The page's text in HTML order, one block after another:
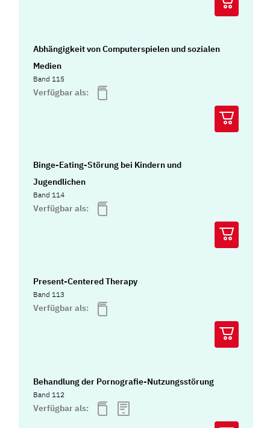
Abhängigkeit von Computerspielen und sozialen
Medien
Band 115
Verfügbar als:
Binge-Eating-Störung bei Kindern und
Jugendlichen
Band 114
Verfügbar als:
Present-Centered Therapy
Band 113
Verfügbar als:
Behandlung der Pornografie-Nutzungsstörung
Band 112
Verfügbar als: